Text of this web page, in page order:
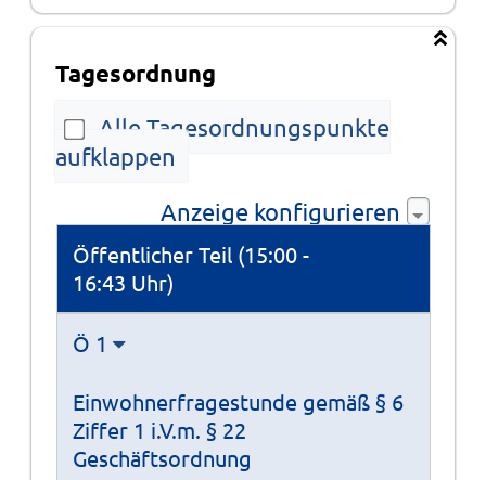
Tagesordnung
Alle Tagesordnungspunkte
aufklappen
Anzeige konfigurieren
Tagesordnung
Öffentlicher Teil (15:00 -
16:43 Uhr)
Ö 1
Einwohnerfragestunde gemäß § 6
Ziffer 1 i.V.m. § 22
Geschäftsordnung